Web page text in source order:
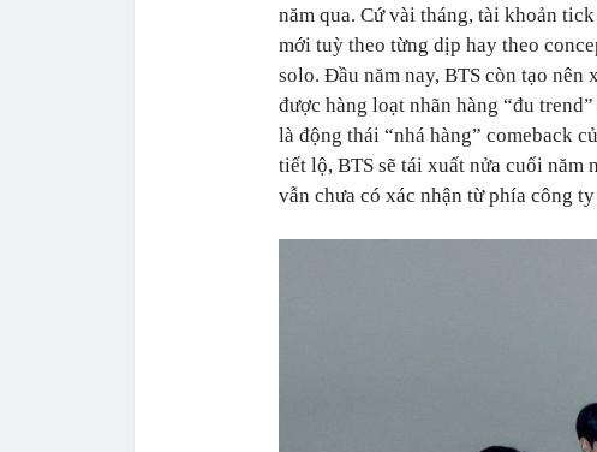
năm qua. Cứ vài tháng, tài khoản
mới tuỳ theo từng dịp hay theo
solo. Đầu năm nay, BTS còn tạo
được hàng loạt nhãn hàng “đu
là động thái “nhá hàng” comeback
tiết lộ, BTS sẽ tái xuất nửa cuối
vẫn chưa có xác nhận từ phía công